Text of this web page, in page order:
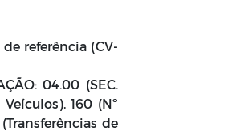
referência (CV-
04.00 (SEC.
160 (Nº
de